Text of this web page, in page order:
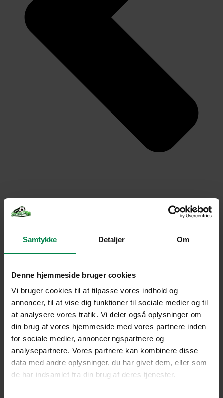
Samtykke Detaljer Om
Denne hjemmeside bruger cookies
Vi bruger cookies til at tilpasse vores indhold og
annoncer, til at vise dig funktioner til sociale medier og til
at analysere vores trafik. Vi deler også oplysninger om
din brug af vores hjemmeside med vores partnere inden
for sociale medier, annonceringspartnere og
analysepartnere. Vores partnere kan kombinere disse
data med andre oplysninger, du har givet dem, eller som
de har indsamlet fra din brug af deres tjenester.